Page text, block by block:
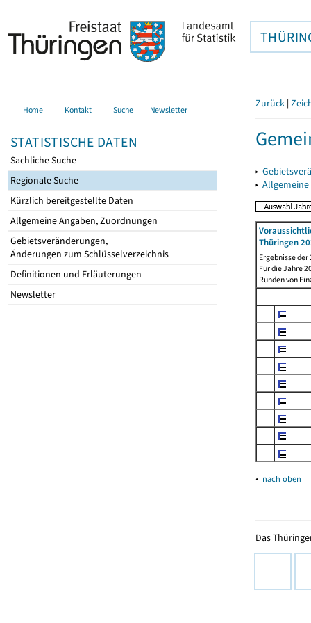
Home Kontakt Suche Newsletter
STATISTISCHE DATEN
Sachliche Suche
Regionale Suche
Kürzlich bereitgestellte Daten
Allgemeine Angaben, Zuordnungen
Gebietsveränderungen,
Änderungen zum Schlüsselverzeichnis
Definitionen und Erläuterungen
Newsletter
Zurück |
▸
▸
Thüringen
Ergebnisse
Für die Jahre
Runden von
▴ nach oben
Das